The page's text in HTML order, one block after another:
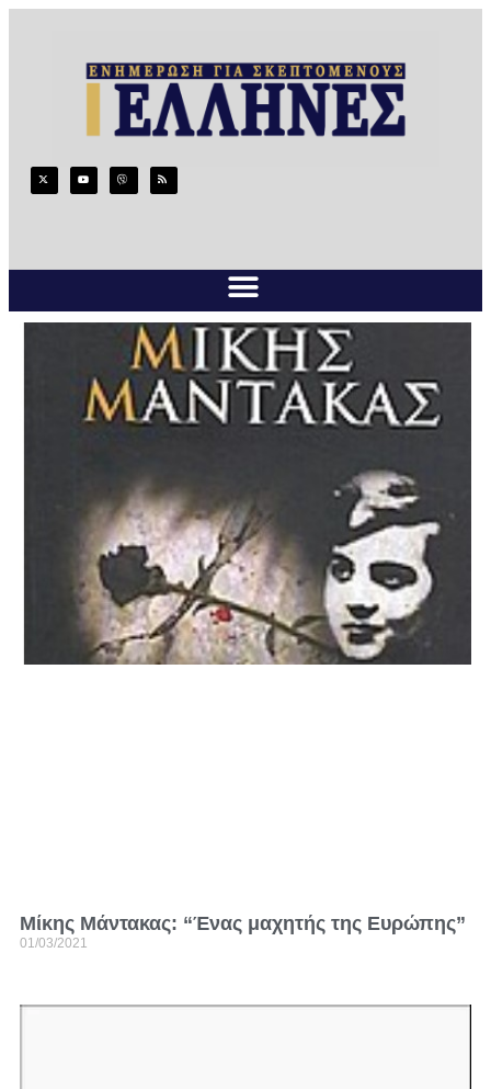
Μίκης Μάντακας: “Ένας μαχητής της Ευρώπης”
01/03/2021